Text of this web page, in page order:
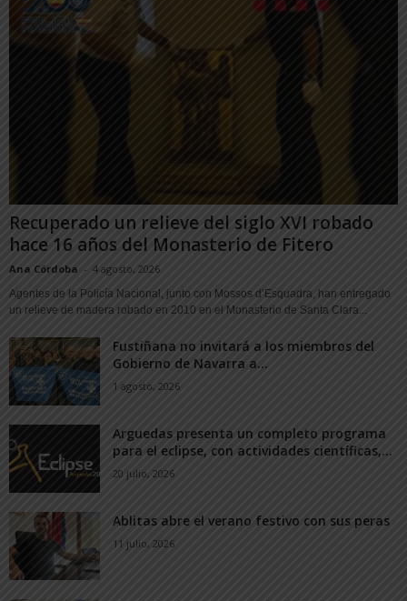
Recuperado un relieve del siglo XVI robado
hace 16 años del Monasterio de Fitero
Ana Córdoba - 4 agosto, 2026
Agentes de la Policía Nacional, junto con Mossos d’Esquadra, han entregado
un relieve de madera robado en 2010 en el Monasterio de Santa Clara...
Fustiñana no invitará a los miembros del
Gobierno de Navarra a...
1 agosto, 2026
Arguedas presenta un completo programa
para el eclipse, con actividades científicas,...
20 julio, 2026
Ablitas abre el verano festivo con sus peras
11 julio, 2026